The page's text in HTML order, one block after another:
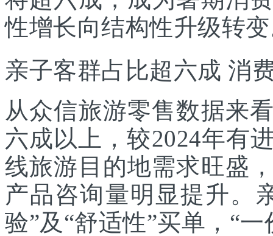
性增长向结构性升级转
亲子客群占比超六成 消
从众信旅游零售数据来
六成以上，较2024年有
线旅游目的地需求旺盛
产品咨询量明显提升。
验”及“舒适性”买单，“